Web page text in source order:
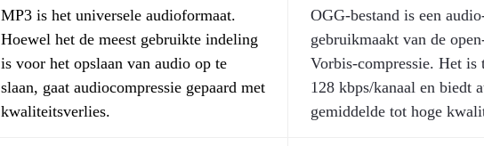
MP3 is het universele audioformaat.
Hoewel het de meest gebruikte indeling
is voor het opslaan van audio op te
slaan, gaat audiocompressie gepaard met
kwaliteitsverlies.
OGG-bestand is een
gebruikmaakt van de
Vorbis-compressie. Het is
128 kbps/kanaal en biedt
gemiddelde tot hoge